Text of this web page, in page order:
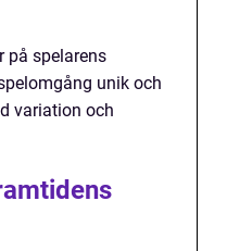
på spelarens
unik och
variation och